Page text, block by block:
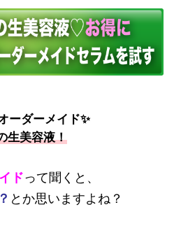
ーダーメイド✨
生美容液！
ドって聞くと、
とか思いますよね？